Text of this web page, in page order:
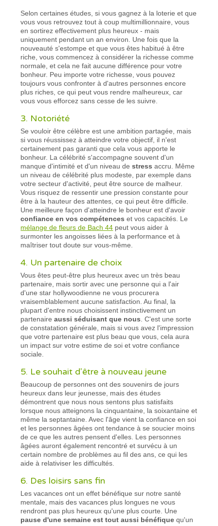
Selon certaines études, si vous gagnez à la loterie et que
vous vous retrouvez tout à coup multimillionnaire, vous
en sortirez effectivement plus heureux - mais
uniquement pendant un an environ. Une fois que la
nouveauté s'estompe et que vous êtes habitué à être
riche, vous commencez à considérer la richesse comme
normale, et cela ne fait aucune différence pour votre
bonheur. Peu importe votre richesse, vous pouvez
toujours vous confronter à d'autres personnes encore
plus riches, ce qui peut vous rendre malheureux, car
vous vous efforcez sans cesse de les suivre.
3. Notoriété
Se vouloir être célèbre est une ambition partagée, mais
si vous réussissez à atteindre votre objectif, il n'est
certainement pas garanti que cela vous apporte le
bonheur. La célébrité s'accompagne souvent d'un
manque d'intimité et d'un niveau destressaccru. Même
un niveau de célébrité plus modeste, par exemple dans
votre secteur d'activité, peut être source de malheur.
Vous risquez de ressentir une pression constante pour
être à la hauteur des attentes, ce qui peut être difficile.
Une meilleure façon d'atteindre le bonheur est d'avoir
confiance en vos compétences et vos capacités. Le
mélange de fleurs de Bach 44 peut vous aider à
surmonter les angoisses liées à la performance et à
maîtriser tout doute sur vous-même.
4. Un partenaire de choix
Vous êtes peut-être plus heureux avec un très beau
partenaire, mais sortir avec une personne qui a l'air
d'une star hollywoodienne ne vous procurera
vraisemblablement aucune satisfaction. Au final, la
plupart d'entre nous choisissent instinctivement un
partenaireaussi séduisant que nous . C'est une sorte
de constatation générale, mais si vous avez l'impression
que votre partenaire est plus beau que vous, cela aura
un impact sur votre estime de soi et votre confiance
sociale.
5. Le souhait d'être à nouveau jeune
Beaucoup de personnes ont des souvenirs de jours
heureux dans leur jeunesse, mais des études
démontrent que nous nous sentons plus satisfaits
lorsque nous atteignons la cinquantaine, la soixantaine et
même la septantaine. Avec l'âge vient la confiance en soi
et les personnes âgées ont tendance à se soucier moins
de ce que les autres pensent d'elles. Les personnes
âgées auront également rencontré et survécu à un
certain nombre de problèmes au fil des ans, ce qui les
aide à relativiser les difficultés.
6. Des loisirs sans fin
Les vacances ont un effet bénéfique sur notre santé
mentale, mais des vacances plus longues ne vous
rendront pas plus heureux qu'une plus courte. Une
pause d'une semaine est tout aussi bénéfique qu'un